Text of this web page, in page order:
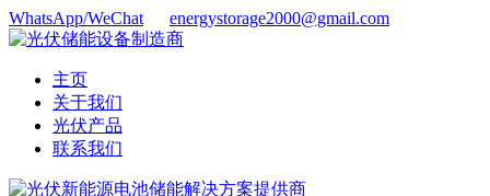
WhatsApp/WeChat energystorage2000@gmail.com
主页
关于我们
光伏产品
联系我们